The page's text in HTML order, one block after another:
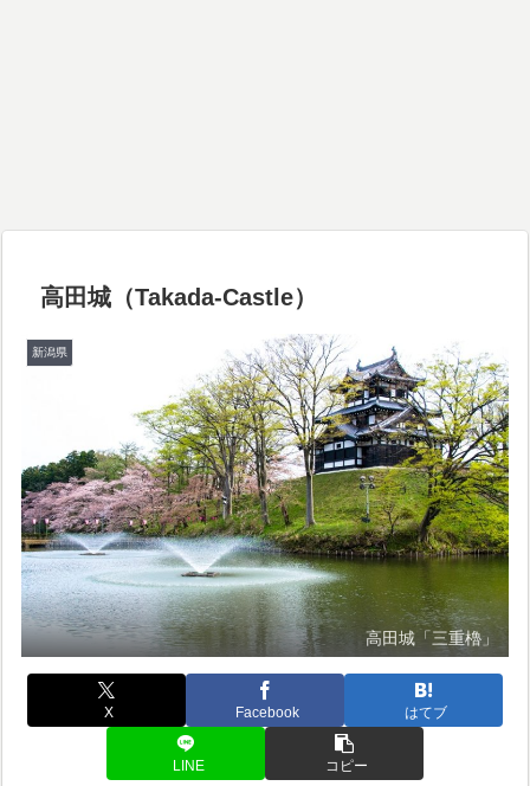
高田城（Takada-Castle）
新潟県
高田城「三重櫓」
X Facebook はてブ
LINE コピー